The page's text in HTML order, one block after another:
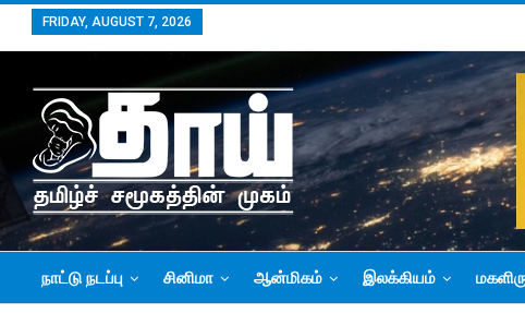
FRIDAY, AUGUST 7, 2026
நாட்டு நடப்பு சினிமா ஆன்மிகம் இலக்கியம்